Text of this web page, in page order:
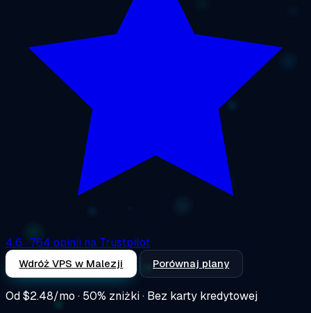
4.6 · 764 opinii na Trustpilot
Wdróż VPS w Malezji Porównaj plany
Od$2.48/mo · 50% zniżki · Bez karty kredytowej